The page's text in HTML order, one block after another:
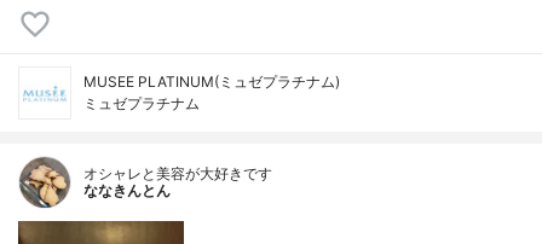
MUSEE PLATINUM(ミュゼプラチナム)
ミュゼプラチナム
オシャレと美容が大好きです
ななきんとん